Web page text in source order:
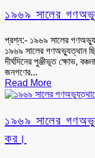
১৯৬৯ সালের
প্রশ্ন:- ১৯৬৯ সালের
১৯৬৯ সালের গণঅভ্যুত্থান
দীর্ঘদিনের পুঞ্জীভূত ক্ষোভ,
জনগণের...
Read More
১৯৬৯ সালের
কর।